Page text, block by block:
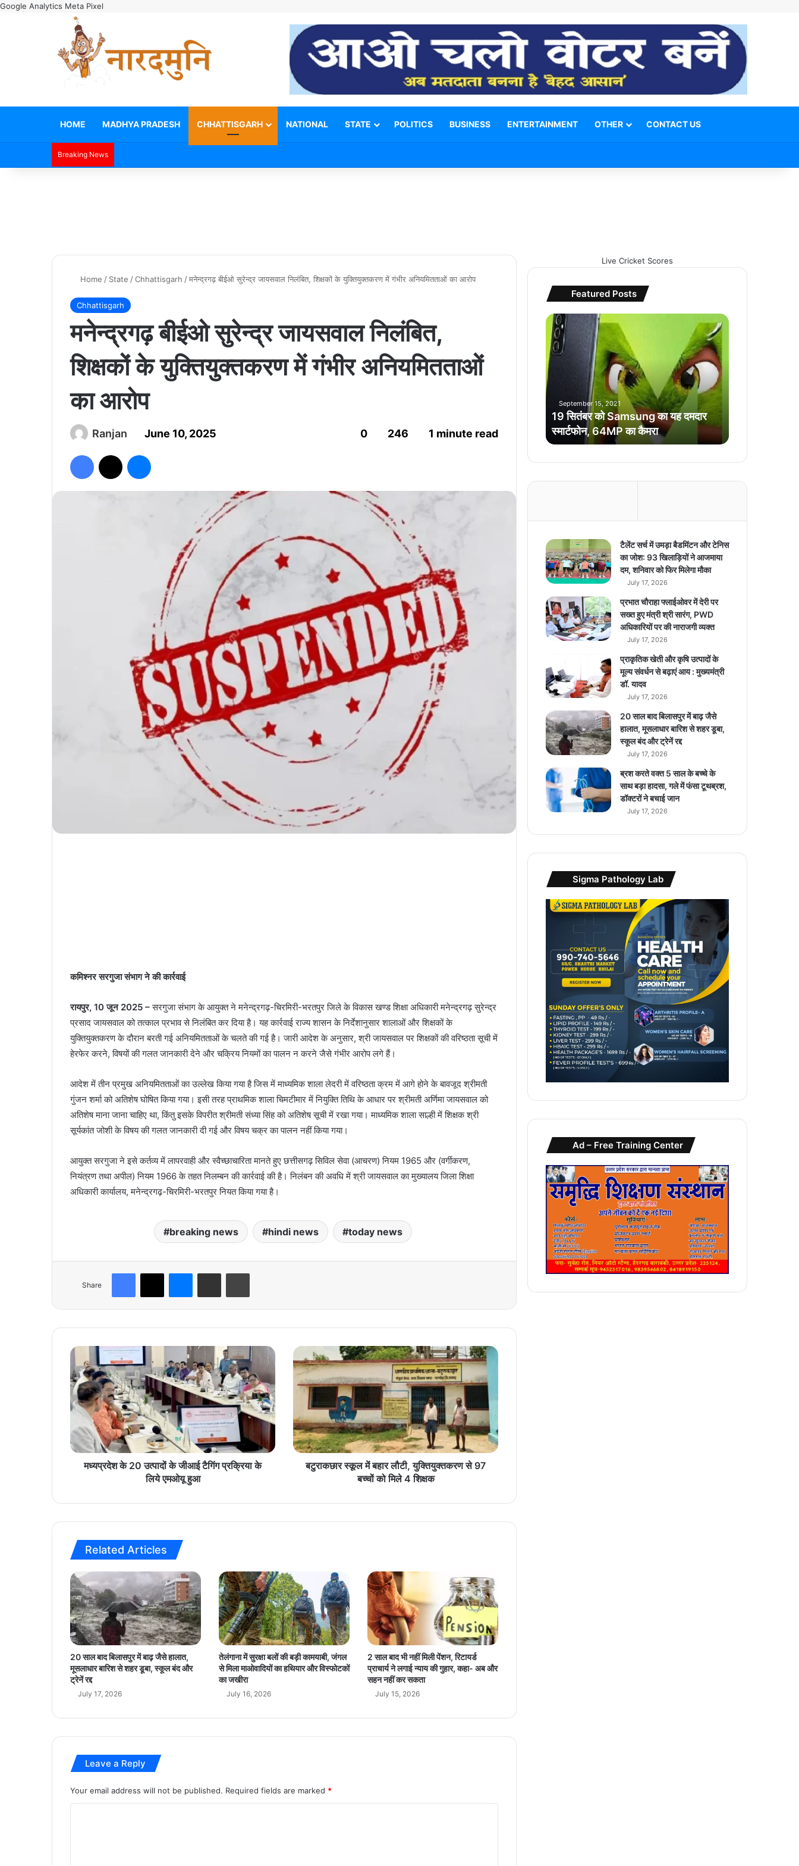
Google Analytics Meta Pixel
HOME MADHYA PRADESH CHHATTISGARH NATIONAL STATE POLITICS BUSINESS ENTERTAINMENT OTHER CONTACT US
Breaking News
Home / State /Chhattisgarh /मनेन्द्रगढ़ बीईओ सुरेन्द्र जायसवाल निलंबित, शिक्षकों के युक्तियुक्तकरण में गंभीर अनियमितताओं का आरोप
Chhattisgarh
मनेन्द्रगढ़ बीईओ सुरेन्द्र जायसवाल निलंबित,
शिक्षकों के युक्तियुक्तकरण में गंभीर अनियमितताओं
का आरोप
Ranjan June 10, 2025 0 246 1 minute read
कमिश्नर सरगुजा संभाग ने की कार्रवाई
रायपुर, 10 जून 2025 –सरगुजा संभाग के आयुक्त ने मनेन्द्रगढ़-चिरमिरी-भरतपुर जिले के विकास खण्ड शिक्षा अधिकारी मनेन्द्रगढ़ सुरेन्द्र
प्रसाद जायसवाल को तत्काल प्रभाव से निलंबित कर दिया है। यह कार्रवाई राज्य शासन के निर्देशानुसार शालाओं और शिक्षकों के
युक्तियुक्तकरण के दौरान बरती गई अनियमितताओं के चलते की गई है। जारी आदेश के अनुसार, श्री जायसवाल पर शिक्षकों की वरिष्ठता सूची में
हेरफेर करने, विषयों की गलत जानकारी देने और चक्रिय नियमों का पालन न करने जैसे गंभीर आरोप लगे हैं।
आदेश में तीन प्रमुख अनियमितताओं का उल्लेख किया गया है जिस में माध्यमिक शाला लेदरी में वरिष्ठता क्रम में आगे होने के बावजूद श्रीमती
गुंजन शर्मा को अतिशेष घोषित किया गया। इसी तरह प्राथमिक शाला चिमटीमार में नियुक्ति तिथि के आधार पर श्रीमती अर्णिमा जायसवाल को
अतिशेष माना जाना चाहिए था, किंतु इसके विपरीत श्रीमती संध्या सिंह को अतिशेष सूची में रखा गया। माध्यमिक शाला साल्ही में शिक्षक श्री
सूर्यकांत जोशी के विषय की गलत जानकारी दी गई और विषय चक्र का पालन नहीं किया गया।
आयुक्त सरगुजा ने इसे कर्तव्य में लापरवाही और स्वैच्छाचारिता मानते हुए छत्तीसगढ़ सिविल सेवा (आचरण) नियम 1965 और (वर्गीकरण,
नियंत्रण तथा अपील) नियम 1966 के तहत निलम्बन की कार्रवाई की है। निलंबन की अवधि में श्री जायसवाल का मुख्यालय जिला शिक्षा
अधिकारी कार्यालय, मनेन्द्रगढ़-चिरमिरी-भरतपुर नियत किया गया है।
breaking news hindi news today news
Share
म
ध्य
प्र
दे
श
के
0
उ
जी
गिं
प्र
क्रि
या
के
लि
ये
ए
म
ओ
मध्यप्रदेश के 20 उत्पादों के जीआई टैगिंग प्रक्रिया के
लिये एमओयू हुआ
ब
टु
रा
स्कू
ल
में
लौ
क्त
क
र
ण
से
9
7
ब
शि
बटुराकछार स्कूल में बहार लौटी, युक्तियुक्तकरण से 97
बच्चों को मिले 4 शिक्षक
Related Articles
20 साल बाद बिलासपुर में बाढ़ जैसे हालात,
मूसलाधार बारिश से शहर डूबा, स्कूल बंद और
ट्रेनें रद्द
July 17, 2026
तेलंगाना में सुरक्षा बलों की बड़ी कामयाबी, जंगल
से मिला माओवादियों का हथियार और विस्फोटकों
का जखीरा
July 16, 2026
2 साल बाद भी नहीं मिली पेंशन, रिटायर्ड
प्राचार्य ने लगाई न्याय की गुहार, कहा- अब और
सहन नहीं कर सकता
July 15, 2026
Leave a Reply
Your email address will not be published. Required fields are marked *
Live Cricket Scores
Featured Posts
1
सि
तं
ब
र
को
m
s
g
ह
म
दा
र
स्मा
फो
न
,
M
P
का
म
रा
September 15, 2021
19 सितंबर को Samsung का यह दमदार
स्मार्टफोन, 64MP का कैमरा
टैलेंट सर्च में उमड़ा बैडमिंटन और टेनिस
का जोश: 93 खिलाड़ियों ने आजमाया
दम, शनिवार को फिर मिलेगा मौका
July 17, 2026
प्रभात चौराहा फ्लाईओवर में देरी पर
सख्त हुए मंत्री श्री सारंग, PWD
अधिकारियों पर की नाराजगी व्यक्त
July 17, 2026
प्राकृतिक खेती और कृषि उत्पादों के
मूल्य संवर्धन से बढ़ाएं आय : मुख्यमंत्री
डॉ. यादव
July 17, 2026
20 साल बाद बिलासपुर में बाढ़ जैसे
हालात, मूसलाधार बारिश से शहर डूबा,
स्कूल बंद और ट्रेनें रद्द
July 17, 2026
ब्रश करते वक्त 5 साल के बच्चे के
साथ बड़ा हादसा, गले में फंसा टूथब्रश,
डॉक्टरों ने बचाई जान
July 17, 2026
Sigma Pathology Lab
Ad – Free Training Center